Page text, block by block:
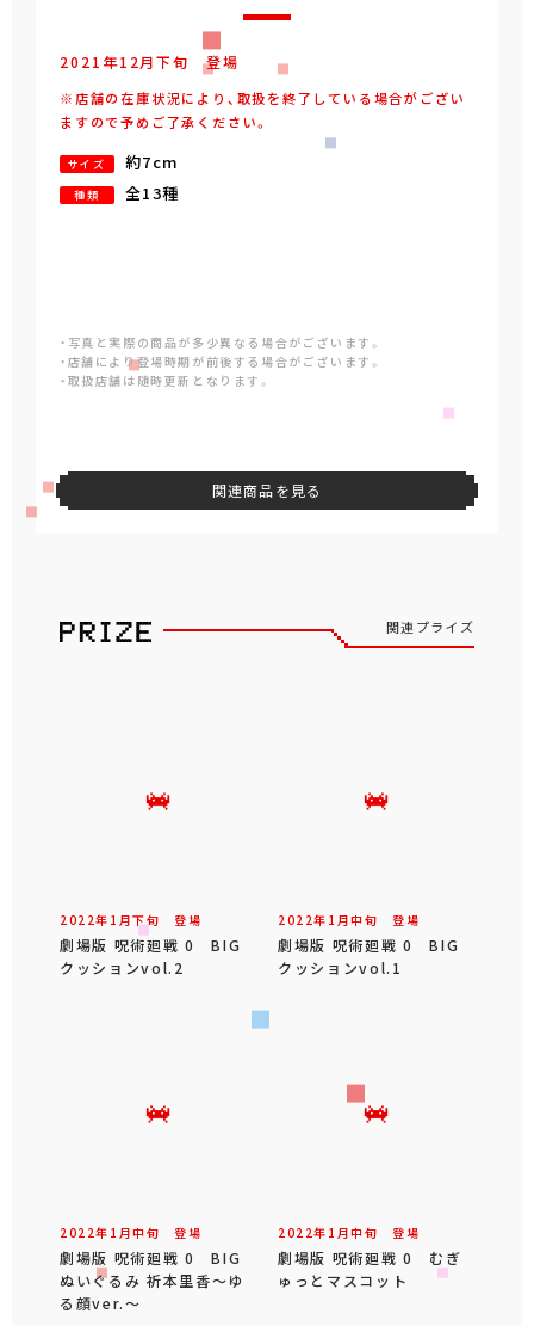
2021年12月下旬 登場
※店舗の在庫状況により、取扱を終了している場合がござい
ますので予めご了承ください。
サイズ 約7cm
種類 全13種
・写真と実際の商品が多少異なる場合がございます。
・店舗により登場時期が前後する場合がございます。
・取扱店舗は随時更新となります。
関連商品を見る
関連プライズ
2022年 1 月下旬 登場
劇場版 呪術廻戦 0 BIG
クッションvol.2
2022年 1 月中旬 登場
劇場版 呪術廻戦 0 BIG
クッションvol.1
2022年 1 月中旬 登場
劇場版 呪術廻戦 0 BIG
ぬいぐるみ 祈本里香～ゆ
る顔ver.～
2022年 1 月中旬 登場
劇場版 呪術廻戦 0 むぎ
ゅっとマスコット